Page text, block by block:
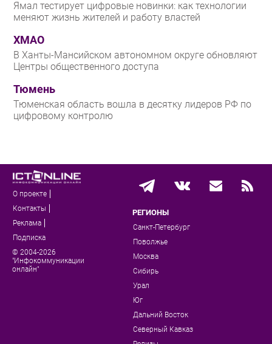
Ямал тестирует цифровые новинки: как технологии
меняют жизнь жителей и работу властей
ХМАО
В Ханты-Мансийском автономном округе обновляют
Центры общественного доступа
Тюмень
Тюменская область вошла в десятку лидеров РФ по
цифровому контролю
О проекте
Контакты
Реклама
Подписка
© 2004-2026
"Инфокоммуникации
онлайн"
РЕГИОНЫ
Санкт-Петербург
Поволжье
Москва
Сибирь
Урал
Юг
Дальний Восток
Северный Кавказ